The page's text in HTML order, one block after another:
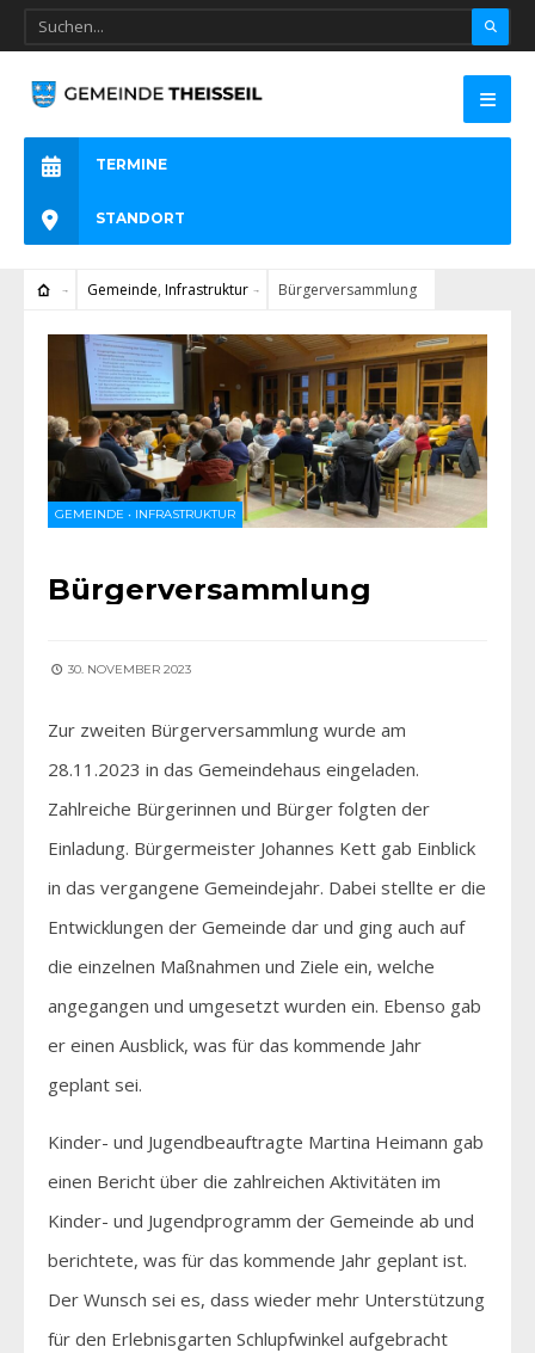
TERMINE
STANDORT
Gemeinde, Infrastruktur Bürgerversammlung
GEMEINDE • INFRASTRUKTUR
Bürgerversammlung
30. NOVEMBER 2023
Zur zweiten Bürgerversammlung wurde am
28.11.2023 in das Gemeindehaus eingeladen.
Zahlreiche Bürgerinnen und Bürger folgten der
Einladung. Bürgermeister Johannes Kett gab Einblick
in das vergangene Gemeindejahr. Dabei stellte er die
Entwicklungen der Gemeinde dar und ging auch auf
die einzelnen Maßnahmen und Ziele ein, welche
angegangen und umgesetzt wurden ein. Ebenso gab
er einen Ausblick, was für das kommende Jahr
geplant sei.
Kinder- und Jugendbeauftragte Martina Heimann gab
einen Bericht über die zahlreichen Aktivitäten im
Kinder- und Jugendprogramm der Gemeinde ab und
berichtete, was für das kommende Jahr geplant ist.
Der Wunsch sei es, dass wieder mehr Unterstützung
für den Erlebnisgarten Schlupfwinkel aufgebracht